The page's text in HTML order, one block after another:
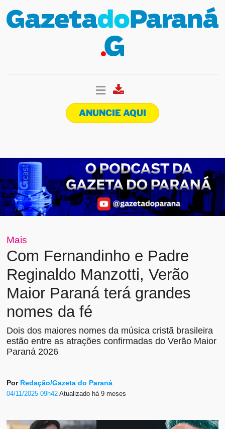
ANUNCIE AQUI
Mais
Com Fernandinho e Padre
Reginaldo Manzotti, Verão
Maior Paraná terá grandes
nomes da fé
Dois dos maiores nomes da música cristã brasileira
estão entre as atrações confirmadas do Verão Maior
Paraná 2026
Por Redação/Gazeta do Paraná
04/11/2025 09h42Atualizado há 9 meses